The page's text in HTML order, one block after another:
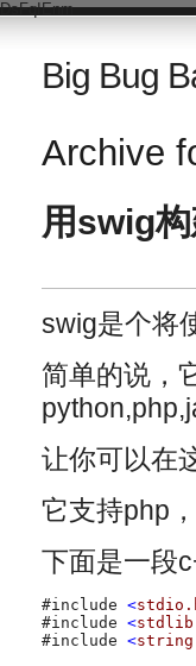
DsFqIEnm
Big Bug
Archive
用swig
swig是个将
简单的说，
让你可以在
它支持php
下面是一段
#include <
#include <
#include <